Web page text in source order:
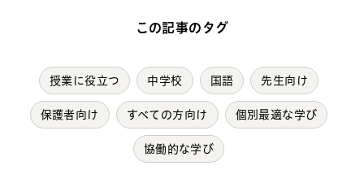
この記事のタグ
授業に役立つ 中学校 国語 先生向け
保護者向け すべての方向け 個別最適な学び
協働的な学び